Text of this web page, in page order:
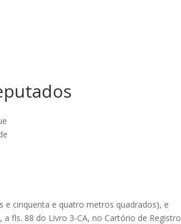
e cinquenta e quatro metros quadrados), e
fls. 88 do Livro 3-CA, no Cartório de Registro